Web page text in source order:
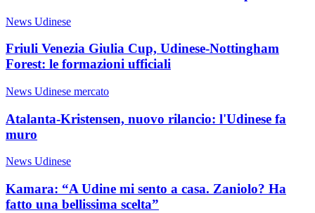
News Udinese
Friuli Venezia Giulia Cup, Udinese-Nottingham
Forest: le formazioni ufficiali
News Udinese mercato
Atalanta-Kristensen, nuovo rilancio: l'Udinese fa
muro
News Udinese
Kamara: “A Udine mi sento a casa. Zaniolo? Ha
fatto una bellissima scelta”